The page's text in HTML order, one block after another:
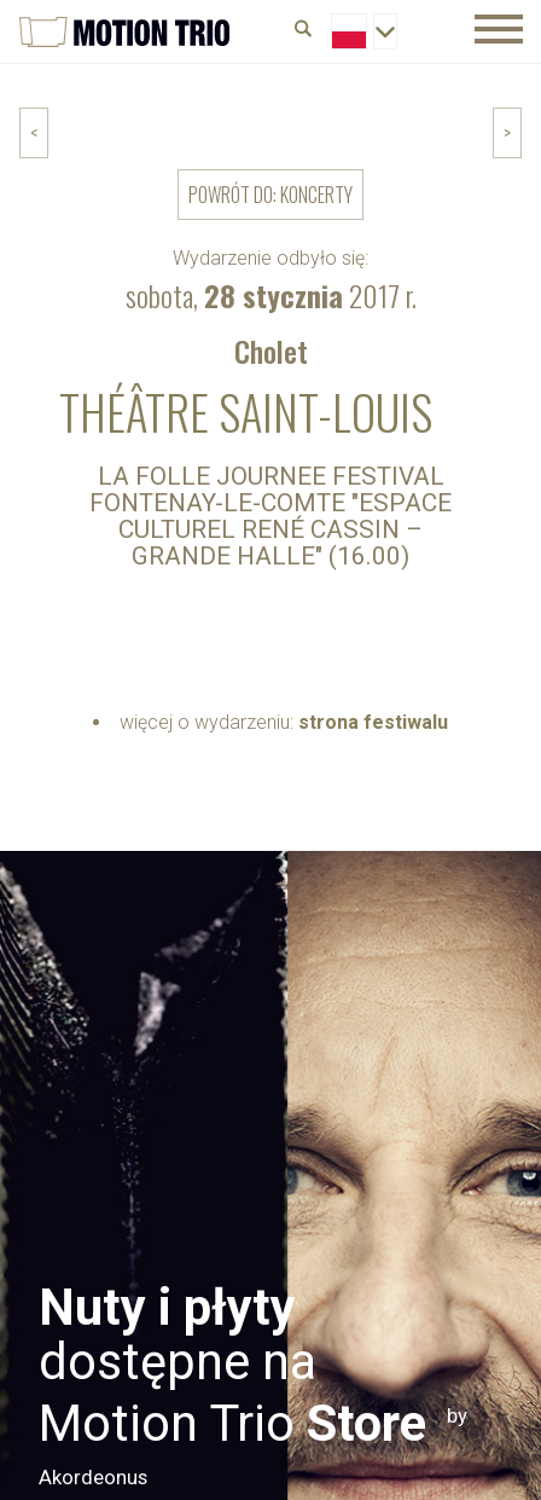
Wydarzenie odbyło się:
sobota,28 stycznia2017 r.
< >
POWRÓT DO: KONCERTY
Cholet
THÉÂTRE SAINT-LOUIS
LA FOLLE JOURNEE FESTIVAL
FONTENAY-LE-COMTE "ESPACE
CULTUREL RENÉ CASSIN –
GRANDE HALLE" (16.00)
więcej o wydarzeniu: strona festiwalu
Nuty i płyty
dostępne na
Motion TrioStore by
Akordeonus